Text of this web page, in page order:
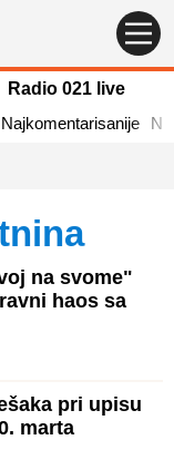
Radio 021 live
Najkomentarisanije
na svome"
haos sa
pri upisu
marta